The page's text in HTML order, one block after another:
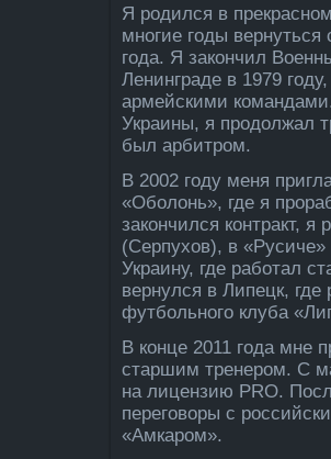
Я родился в
многие годы
года­. Я закончил
Ленинграде в 1979
армейскими
Украины, я продолжал
был арбитром.
В 2002 году меня
«Оболонь», где я
закончился контракт,
(Серпухов), в
Украину, где работал
вернулся в Липецк,
футбольного клуба
В конце 2011 года­ мне
старшим тренером. С
на лицензию PRO.
переговоры с
«Амкаром».